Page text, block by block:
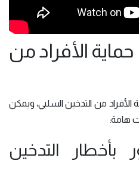
الأفراد من
الأفراد من التدخين السلبي، ويمكن
هامة:
بأخطار التدخين